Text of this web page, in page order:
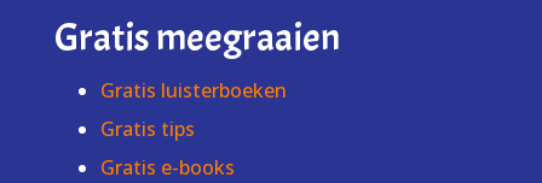
Gratis meegraaien
Gratis luisterboeken
Gratis tips
Gratis e-books